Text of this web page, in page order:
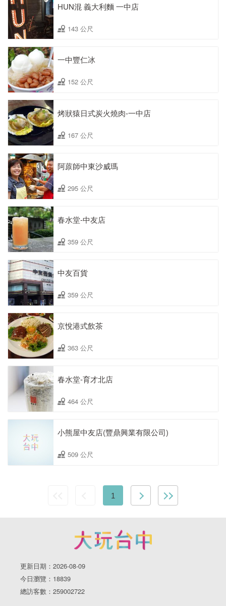
HUN混 義大利麵 一中店
143 公尺
一中豐仁冰
152 公尺
烤狀猿日式炭火燒肉-一中店
167 公尺
阿蒝師中東沙威瑪
295 公尺
春水堂-中友店
359 公尺
中友百貨
359 公尺
京悅港式飲茶
363 公尺
春水堂-育才北店
464 公尺
小熊屋中友店(豐鼎興業有限公司)
509 公尺
1
更新日期：2026-08-09
今日瀏覽：18839
總訪客數：259002722